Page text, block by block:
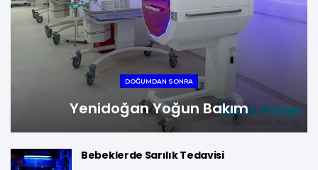
DOĞUMDAN SONRA
Yenidoğan Yoğun Bakım
Bebeklerde Sarılık Tedavisi